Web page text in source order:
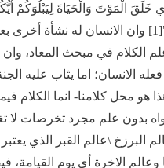
خَلَقَ الْمَوْتَ وَالْحَيَاةَ لِيَبْلُوَكُمْ
الْعَزِيزُ الْغَفُورُ"[1] وان الانسان له نشأة
الكلام في مبحث المعاد، وان
الانسان؛ اما يثاب عليه
هو محل كلامنا- انما الكلام
بدون علم مجرد تخرصات لا
البرزخ \عالم القبر الذي
وعالم الاخرة أي يوم القيامة،